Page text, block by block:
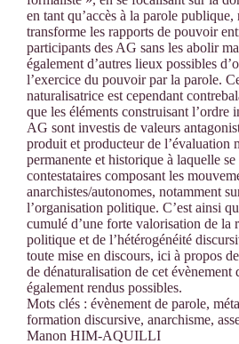
en tant qu’accès à la parole publique,
transforme les rapports de pouvoir
participants des AG sans les abolir
également d’autres lieux possibles
l’exercice du pouvoir par la parole.
naturalisatrice est cependant
que les éléments construisant l’ordre
AG sont investis de valeurs
produit et producteur de l’évaluation
permanente et historique à laquelle
contestataires composant les
anarchistes/autonomes, notamment
l’organisation politique. C’est ainsi
cumulé d’une forte valorisation de la
politique et de l’hétérogénéité
toute mise en discours, ici à propos
de dénaturalisation de cet évènement
également rendus possibles.
Mots clés : évènement de parole,
formation discursive, anarchisme,
Manon HIM-AQUILLI